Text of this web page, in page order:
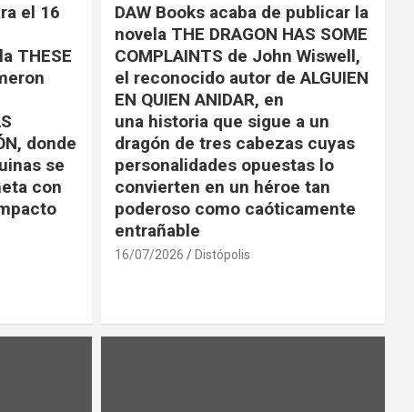
el 16
THESE
donde
se
con
DAW Books acaba de publicar la
novela THE DRAGON HAS SOME
COMPLAINTS de John Wiswell,
el reconocido autor de ALGUIEN
EN QUIEN ANIDAR, en
una historia que sigue a un
dragón de tres cabezas cuyas
personalidades opuestas lo
convierten en un héroe tan
poderoso como caóticamente
entrañable
16/07/2026 Distópolis